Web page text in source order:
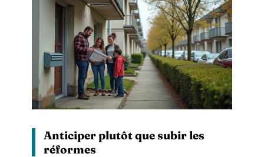
Anticiper plutôt que subir les
réformes